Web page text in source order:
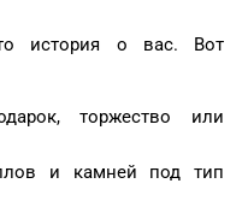
история о вас. Вот
торжество или
и камней под тип